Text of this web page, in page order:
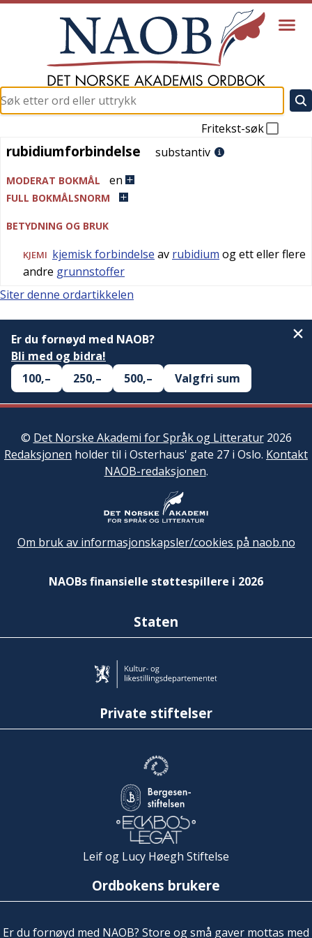
Fritekst-søk
rubidiumforbindelse
rubidiumforbindelse substantiv
MODERAT BOKMÅL en
FULL BOKMÅLSNORM
BETYDNING OG BRUK
KJEMI kjemisk forbindelse av rubidium og ett eller flere
andre grunnstoffer
Siter denne ordartikkelen
Er du fornøyd med NAOB?
Bli med og bidra!
100,–
250,– 500,– Valgfri sum
© Det Norske Akademi for Språk og Litteratur2026
Redaksjonen holder til i Osterhaus' gate 27 i Oslo. Kontakt
NAOB-redaksjonen.
Om bruk av informasjonskapsler/cookies på naob.no
NAOBs finansielle støttespillere i 2026
Staten
Private stiftelser
Leif og Lucy Høegh Stiftelse
Ordbokens brukere
Er du fornøyd med NAOB? Store og små gaver mottas med